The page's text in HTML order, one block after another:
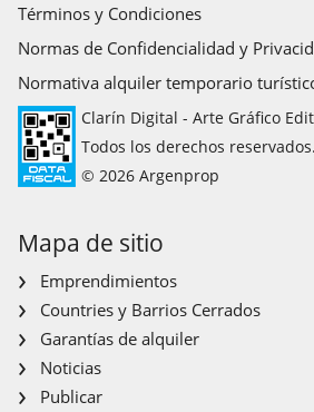
Términos y Condiciones
Normas de Confidencialidad y
Normativa alquiler temporario
Clarín Digital - Arte Gráfico
Todos los derechos reservados.
© 2026 Argenprop
Mapa de sitio
Emprendimientos
Countries y Barrios Cerrados
Garantías de alquiler
Noticias
Publicar